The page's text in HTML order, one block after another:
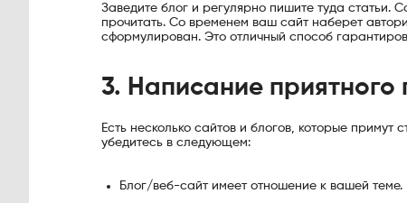
Заведите блог и регулярно пишите туда статьи.
прочитать. Со временем ваш сайт наберет
сформулирован. Это отличный способ
3. Написание приятного
Есть несколько сайтов и блогов, которые примут
убедитесь в следующем:
Блог/веб-сайт имеет отношение к вашей теме.